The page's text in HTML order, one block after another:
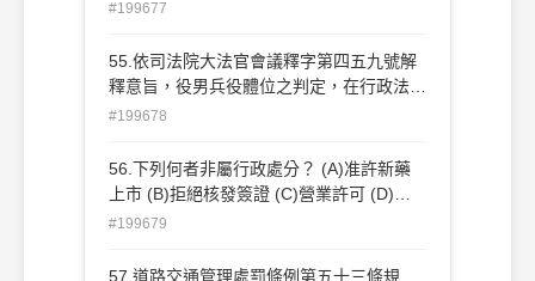
#199677
55.依司法院大法官會議釋字第四五九號解
釋意旨，役男兵役體位之判定，在行政法是
屬於下列何種行為？ (A)事實行為 (B)行政
#199678
56.下列何者非屬行政處分？ (A)准許新藥
上市 (B)拒絕核發簽證 (C)營業許可 (D)就
業指導
#199679
57.道路交通管理處罰條例第五十三條規